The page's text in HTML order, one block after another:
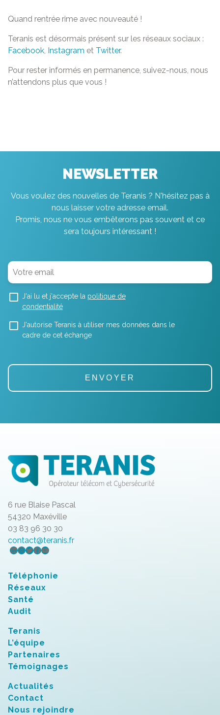
Quand rentrée rime avec nouveauté !
Teranis est désormais présent sur les réseaux sociaux :
Facebook, Instagram et Twitter.
Pour rester informés en permanence, suivez-nous, nous
n’attendons plus que vous !
NEWSLETTER
Vous voulez des nouvelles de Teranis ? N'hésitez pas à
nous laisser votre adresse email.
Promis, nous ne vous embêterons pas souvent et ce
sera toujours intéressant !
J'ai lu et j'accepte la politique de
condentialité
J'autorise Teranis à utiliser mes données dans le
cadre de cet échange
6 rue Blaise Pascal
54320 Maxéville
03 83 96 30 30
contact@teranis.fr
LinkedIn
Instagram
Twitter
Facebook
YouTube
Téléphonie
Réseaux
Santé
Audit
Teranis
L’équipe
Partenaires
Témoignages
Actualités
Contact
Nous rejoindre